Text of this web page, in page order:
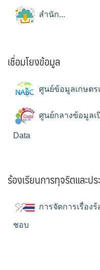
สำนัก...
เชื่อมโยงข้อมูล
ศูนย์ข้อมูลเกษตร
ศูนย์กลางข้อมูลเ
Data
ร้องเรียนการทุจริตและ
การจัดการเรื่อง
ชอบ